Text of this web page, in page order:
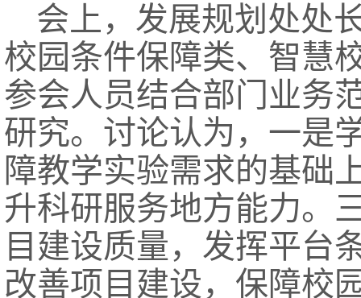
会上，发展规划处处
校园条件保障类、智慧
参会人员结合部门业务
研究。讨论认为，一是
障教学实验需求的基础
升科研服务地方能力。
目建设质量，发挥平台
改善项目建设，保障校